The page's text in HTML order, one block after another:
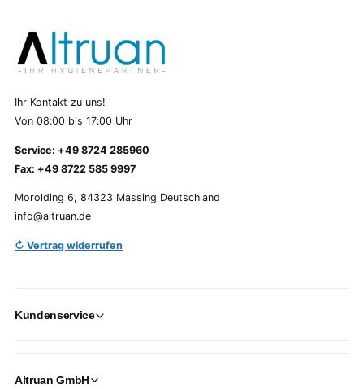
Ihr Kontakt zu uns!
Von 08:00 bis 17:00 Uhr
Service: +49 8724 285960
Fax: +49 8722 585 9997
Morolding 6, 84323 Massing Deutschland
info@altruan.de
↻ Vertrag widerrufen
Kundenservice
Altruan GmbH